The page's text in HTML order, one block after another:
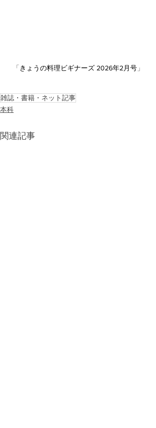
「 きょうの料理ビギナーズ 2026年2月号」
雑誌・書籍・ネット記事
本科
関連記事